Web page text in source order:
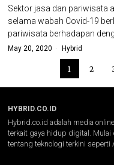
Sektor jasa dan pariwisata
selama wabah Covid-19
pariwisata berhadapan
May 20, 2020 Hybrid
1 2
HYBRID.CO.ID
Hybrid.co.id adalah media
terkait gaya hidup digital.
tentang teknologi terkini seperti